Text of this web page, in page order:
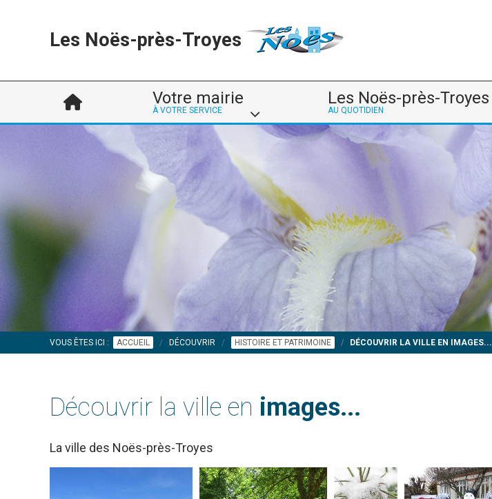
Les Noës-près-Troyes
Votre mairie
À VOTRE SERVICE
Les Noës-près-Troyes
AU QUOTIDIEN
VOUS ÊTES ICI : ACCUEIL DÉCOUVRIR HISTOIRE ET PATRIMOINE DÉCOUVRIR LA VILLE EN IMAGES...
Découvrir la ville en images...
La ville des Noës-près-Troyes